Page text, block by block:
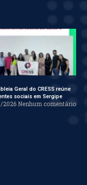
Geral do CRESS reúne
sociais em Sergipe
2026 Nenhum comentário